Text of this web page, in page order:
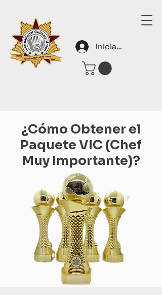
Iniciar sesión
¿Cómo Obtener el
Paquete VIC (Chef
Muy Importante)?